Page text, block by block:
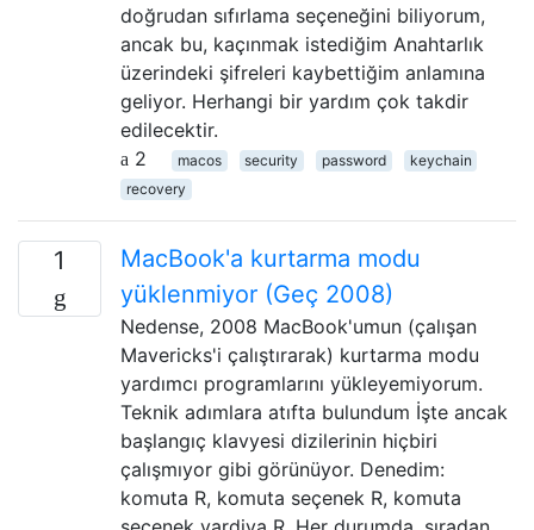
doğrudan sıfırlama seçeneğini biliyorum,
ancak bu, kaçınmak istediğim Anahtarlık
üzerindeki şifreleri kaybettiğim anlamına
geliyor. Herhangi bir yardım çok takdir
edilecektir.
2
macos security password
keychain
recovery
1
MacBook'a kurtarma modu
yüklenmiyor (Geç 2008)
Nedense, 2008 MacBook'umun (çalışan
Mavericks'i çalıştırarak) kurtarma modu
yardımcı programlarını yükleyemiyorum.
Teknik adımlara atıfta bulundum İşte ancak
başlangıç ​​klavyesi dizilerinin hiçbiri
çalışmıyor gibi görünüyor. Denedim:
komuta R, komuta seçenek R, komuta